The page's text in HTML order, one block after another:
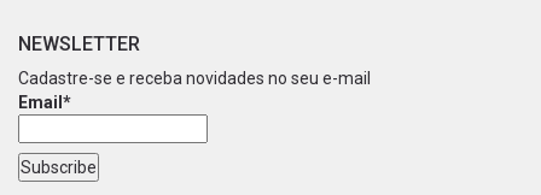
NEWSLETTER
Cadastre-se e receba novidades no seu e-mail
Email*